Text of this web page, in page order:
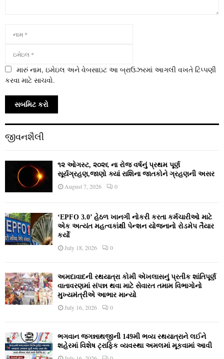
મારું નામ, ઇમેઇલ અને વેબસાઇટ આ બ્રાઉઝરમાં આગલી વખતે ટિપ્પણી
કરવા માટે સાચવો.
જીવનશૈલી
૧૨ ઓગસ્ટ, ૨૦૨૬ ના રોજ વર્ષનું પ્રથમ પૂર્ણ
સૂર્યગ્રહણ,જાણો ક્યાં રાશિના જાતકોને ગ્રહણની અસર
August 7, 2026 0
‘EPFO 3.0’ હેઠળ ખાનગી નોકરી કરતા કર્મચારીઓ માટે
એક અત્યંત મહત્વકાંક્ષી પેન્શન યોજનાનો રોડમેપ તૈયાર
કર્યો
July 18, 2026 0
અમદાવાદની રથયાત્રા કોમી એખલાસનું પ્રતીક શાંતિપૂર્ણ
વાતાવરણમાં સંપન્ન થવા માટે સેવારત તમામ વિભાગોનો
મુખ્યમંત્રીએ આભાર માન્યો
July 16, 2026 0
ભગવાન જગન્નાથજીની 149મી ભવ્ય રથયાત્રાને લઈને
શહેરમાં વિશેષ ટ્રાફિક વ્યવસ્થા અમલમાં મૂકવામાં આવી